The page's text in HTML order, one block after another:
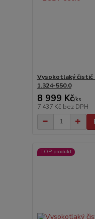
Vysokotlaký čistič
1.324-550.0
8 999 Kč/ks
7 437 Kč bez DPH
TOP produkt